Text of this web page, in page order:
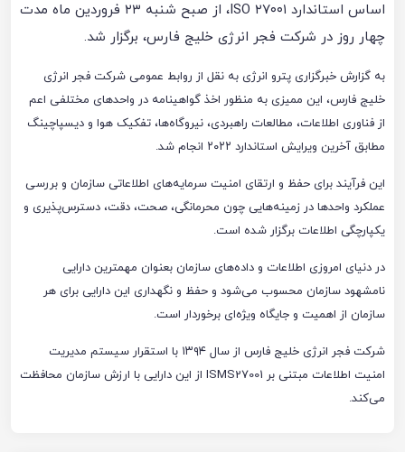
اساس استاندارد ISO ۲۷۰۰۱، از صبح شنبه ۲۳ فروردین ماه مدت
چهار روز در شرکت فجر انرژی خلیج فارس، برگزار شد.
به گزارش خبرگزاری پترو انرژی به نقل از روابط عمومی شرکت فجر انرژی
خلیج فارس، این ممیزی به منظور اخذ گواهینامه در واحدهای مختلفی اعم
از فناوری اطلاعات، مطالعات راهبردی، نیروگاه‌ها، تفکیک هوا و دیسپاچینگ
مطابق آخرین ویرایش استاندارد ۲۰۲۲ انجام شد.
این فرآیند برای حفظ و ارتقای امنیت سرمایه‌های اطلاعاتی سازمان و بررسی
عملکرد واحدها در زمینه‌هایی چون محرمانگی، صحت، دقت، دسترس‌پذیری و
یکپارچگی اطلاعات برگزار شده است.
در دنیای امروزی اطلاعات و داده‌های سازمان بعنوان مهمترین دارایی
نامشهود سازمان محسوب می‌شود و حفظ و نگهداری این دارایی برای هر
سازمان از اهمیت و جایگاه ویژه‌ای برخوردار است.
شرکت فجر انرژی خلیج فارس از سال ۱۳۹۴ با استقرار سیستم مدیریت
امنیت اطلاعات مبتنی بر ISMS27001 از این دارایی با ارزش سازمان محافظت
می‌کند.